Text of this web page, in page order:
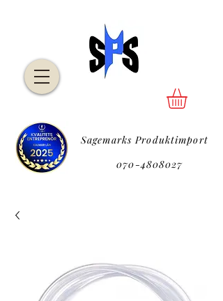
P
Sagemarks Produktimport
070-4808027
P